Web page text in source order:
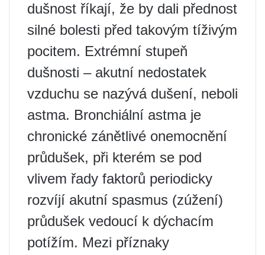
dušnost říkají, že by dali přednost
silné bolesti před takovým tíživým
pocitem. Extrémní stupeň
dušnosti – akutní nedostatek
vzduchu se nazývá dušení, neboli
astma. Bronchiální astma je
chronické zánětlivé onemocnění
průdušek, při kterém se pod
vlivem řady faktorů periodicky
rozvíjí akutní spasmus (zúžení)
průdušek vedoucí k dýchacím
potížím. Mezi příznaky